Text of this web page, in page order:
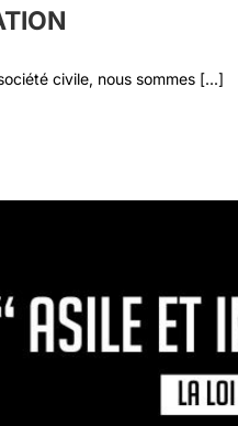
civile, nous sommes [...]